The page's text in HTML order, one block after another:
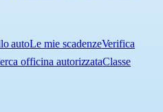
autoLe mie scadenzeVerifica
officina autorizzataClasse